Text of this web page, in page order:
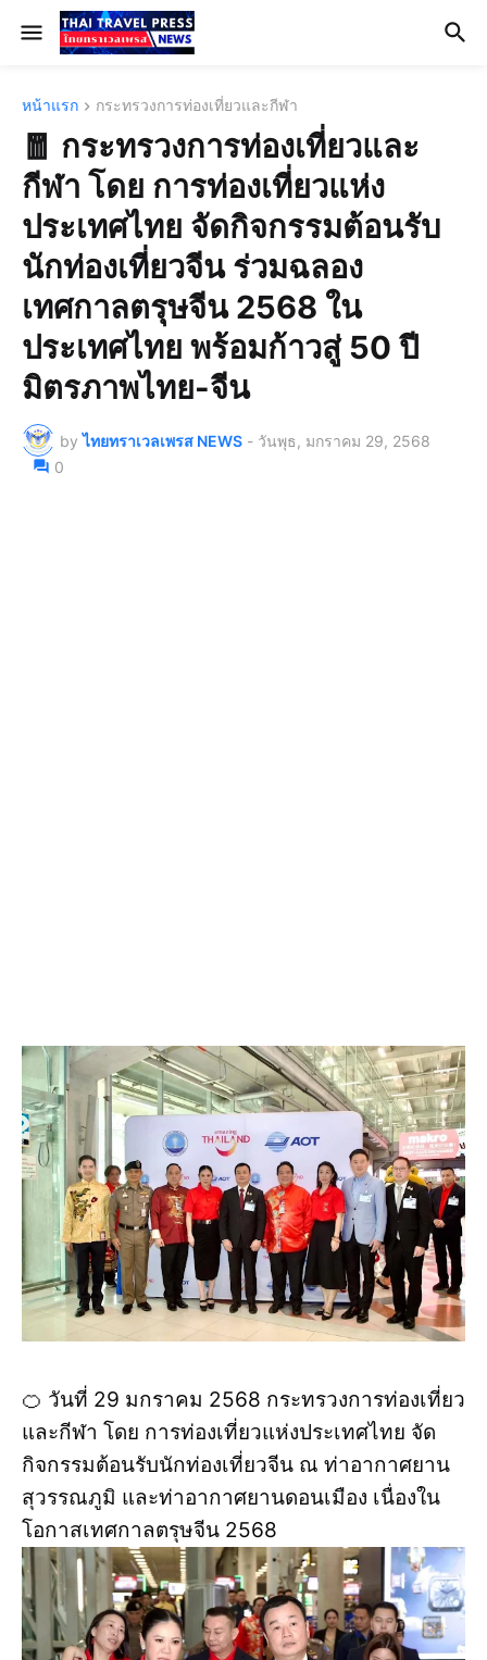
หน้าแรก กระทรวงการท่องเที่ยวและกีฬา
🧧 กระทรวงการท่องเที่ยวและ
กีฬา โดย การท่องเที่ยวแห่ง
ประเทศไทย จัดกิจกรรมต้อนรับ
นักท่องเที่ยวจีน ร่วมฉลอง
เทศกาลตรุษจีน 2568 ใน
ประเทศไทย พร้อมก้าวสู่ 50 ปี
มิตรภาพไทย-จีน
by ไทยทราเวลเพรส NEWS - วันพุธ, มกราคม 29, 2568
0
🍊 วันที่ 29 มกราคม 2568 กระทรวงการท่องเที่ยว
และกีฬา โดย การท่องเที่ยวแห่งประเทศไทย จัด
กิจกรรมต้อนรับนักท่องเที่ยวจีน ณ ท่าอากาศยาน
สุวรรณภูมิ และท่าอากาศยานดอนเมือง เนื่องใน
โอกาสเทศกาลตรุษจีน 2568